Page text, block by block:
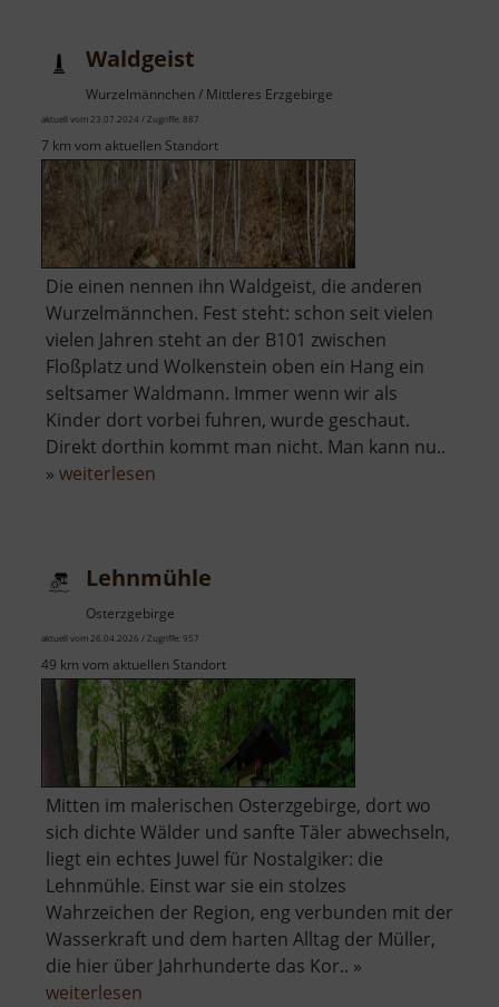
Waldgeist
Wurzelmännchen / Mittleres Erzgebirge
aktuell vom 23.07.2024 / Zugriffe: 887
7 km vom aktuellen Standort
Die einen nennen ihn Waldgeist, die anderen
Wurzelmännchen. Fest steht: schon seit vielen
vielen Jahren steht an der B101 zwischen
Floßplatz und Wolkenstein oben ein Hang ein
seltsamer Waldmann. Immer wenn wir als
Kinder dort vorbei fuhren, wurde geschaut.
Direkt dorthin kommt man nicht. Man kann nu..
» weiterlesen
Lehnmühle
Osterzgebirge
aktuell vom 26.04.2026 / Zugriffe: 957
49 km vom aktuellen Standort
Mitten im malerischen Osterzgebirge, dort wo
sich dichte Wälder und sanfte Täler abwechseln,
liegt ein echtes Juwel für Nostalgiker: die
Lehnmühle. Einst war sie ein stolzes
Wahrzeichen der Region, eng verbunden mit der
Wasserkraft und dem harten Alltag der Müller,
die hier über Jahrhunderte das Kor.. »
weiterlesen